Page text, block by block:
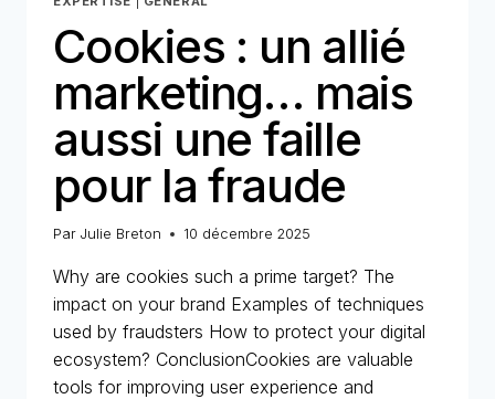
Cookies : un allié
marketing… mais
aussi une faille
pour la fraude
Par Julie Breton 10 décembre 2025
Why are cookies such a prime target? The
impact on your brand Examples of techniques
used by fraudsters How to protect your digital
ecosystem? ConclusionCookies are valuable
tools for improving user experience and